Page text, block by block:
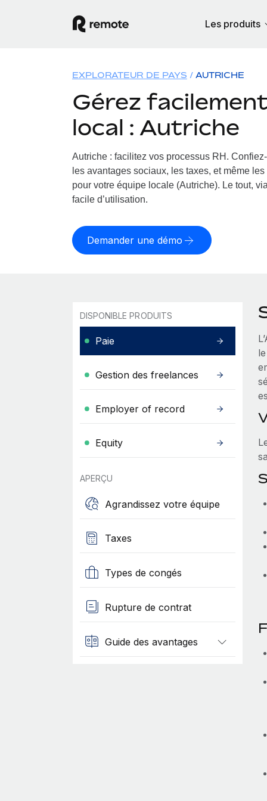
Les produits
EXPLORATEUR DE PAYS AUTRICHE
Gérez facilement
local : Autriche
Autriche : facilitez vos processus RH.
les avantages sociaux, les taxes, et même les
pour votre équipe locale (Autriche). Le tout,
facile d’utilisation.
Demander une démo
DISPONIBLE PRODUITS
Paie
Gestion des freelances
Employer of record
Equity
APERÇU
Agrandissez votre équipe
Taxes
Types de congés
Rupture de contrat
Guide des avantages